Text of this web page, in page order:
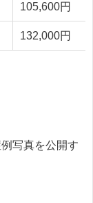
105,600円
132,000円
写真を公開す